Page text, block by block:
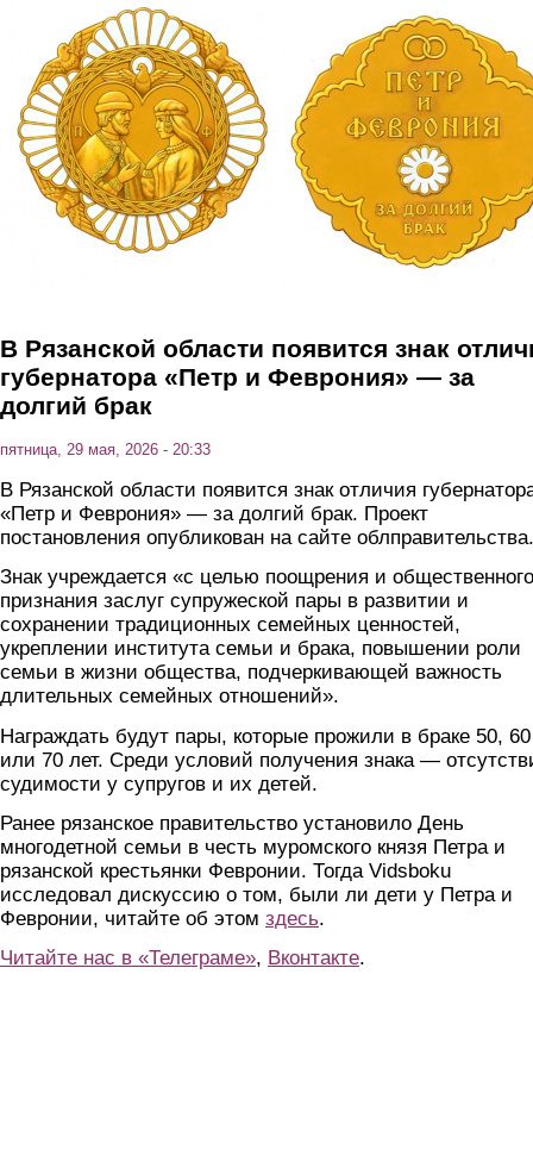
Перейти к основному содержанию
В Рязанской области появится знак
губернатора «Петр и Феврония» — за
долгий брак
пятница, 29 мая, 2026 - 20:33
В Рязанской области появится знак отличия
«Петр и Феврония» — за долгий брак. Проект
постановления опубликован на сайте облправительства.
Знак учреждается «с целью поощрения и общественного
признания заслуг супружеской пары в развитии и
сохранении традиционных семейных ценностей,
укреплении института семьи и брака, повышении роли
семьи в жизни общества, подчеркивающей важность
длительных семейных отношений».
Награждать будут пары, которые прожили в браке 50, 60
или 70 лет. Среди условий получения знака —
судимости у супругов и их детей.
Ранее рязанское правительство установило День
многодетной семьи в честь муромского князя Петра и
рязанской крестьянки Февронии. Тогда Vidsboku
исследовал дискуссию о том, были ли дети у Петра и
Февронии, читайте об этом здесь.
Читайте нас в «Телеграме», Вконтакте.